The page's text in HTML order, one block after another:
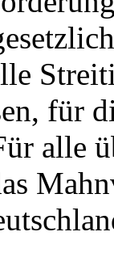
für
alle